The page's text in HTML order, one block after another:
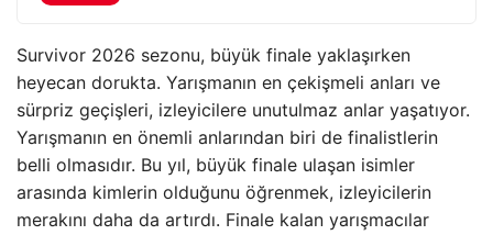
Survivor 2026 sezonu, büyük finale yaklaşırken
heyecan dorukta. Yarışmanın en çekişmeli anları ve
sürpriz geçişleri, izleyicilere unutulmaz anlar yaşatıyor.
Yarışmanın en önemli anlarından biri de finalistlerin
belli olmasıdır. Bu yıl, büyük finale ulaşan isimler
arasında kimlerin olduğunu öğrenmek, izleyicilerin
merakını daha da artırdı. Finale kalan yarışmacılar